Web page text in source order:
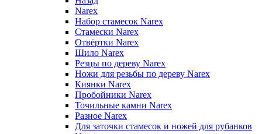
Narex
Набор стамесок Narex
Стамески Narex
Отвёртки Narex
Шило Narex
Резцы по дереву Narex
Ножи для резьбы по дереву Narex
Киянки Narex
Пробойники Narex
Точильные камни Narex
Разное Narex
Для заточки стамесок и ножей для рубанков